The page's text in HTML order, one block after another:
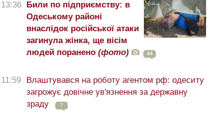
13:36
Били по підприємству: в
Одеському районі
внаслідок російської атаки
загинула жінка, ще вісім
людей поранено (фото) 44
11:59
Влаштувався на роботу агентом рф: одеситу
загрожує довічне ув'язнення за державну
зраду
7